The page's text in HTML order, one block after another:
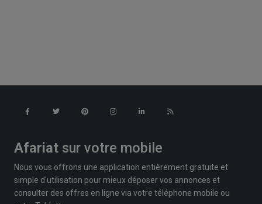
Afariat sur votre mobile
Nous vous offrons une application entièrement gratuite et
simple d'utilisation pour mieux déposer vos annonces et
consulter des offres en ligne via votre téléphone mobile ou